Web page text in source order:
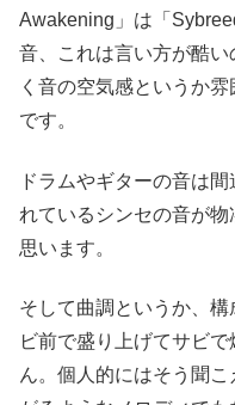
Awakening」は「
音、これは言い方が酷
く音の空気感というか
です。
ドラムやギターの音は
れているシンセの音が
思います。
そして曲調というか、
ビ前で盛り上げてサビ
ん。個人的にはそう聞